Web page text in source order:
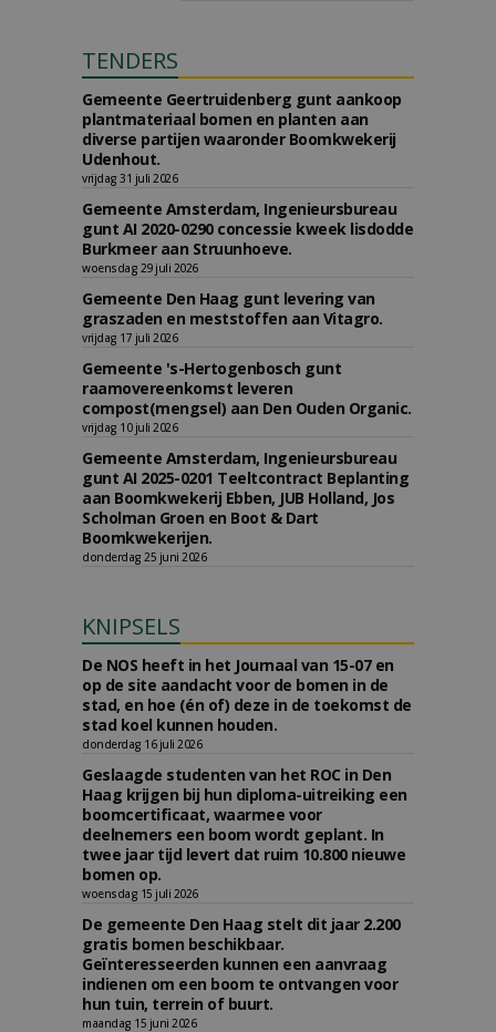
TENDERS
Gemeente Geertruidenberg gunt aankoop
plantmateriaal bomen en planten aan
diverse partijen waaronder Boomkwekerij
Udenhout.
vrijdag 31 juli 2026
Gemeente Amsterdam, Ingenieursbureau
gunt AI 2020-0290 concessie kweek lisdodde
Burkmeer aan Struunhoeve.
woensdag 29 juli 2026
Gemeente Den Haag gunt levering van
graszaden en meststoffen aan Vitagro.
vrijdag 17 juli 2026
Gemeente 's-Hertogenbosch gunt
raamovereenkomst leveren
compost(mengsel) aan Den Ouden Organic.
vrijdag 10 juli 2026
Gemeente Amsterdam, Ingenieursbureau
gunt AI 2025-0201 Teeltcontract Beplanting
aan Boomkwekerij Ebben, JUB Holland, Jos
Scholman Groen en Boot & Dart
Boomkwekerijen.
donderdag 25 juni 2026
KNIPSELS
De NOS heeft in het Journaal van 15-07 en
op de site aandacht voor de bomen in de
stad, en hoe (én of) deze in de toekomst de
stad koel kunnen houden.
donderdag 16 juli 2026
Geslaagde studenten van het ROC in Den
Haag krijgen bij hun diploma-uitreiking een
boomcertificaat, waarmee voor
deelnemers een boom wordt geplant. In
twee jaar tijd levert dat ruim 10.800 nieuwe
bomen op.
woensdag 15 juli 2026
De gemeente Den Haag stelt dit jaar 2.200
gratis bomen beschikbaar.
Geïnteresseerden kunnen een aanvraag
indienen om een boom te ontvangen voor
hun tuin, terrein of buurt.
maandag 15 juni 2026